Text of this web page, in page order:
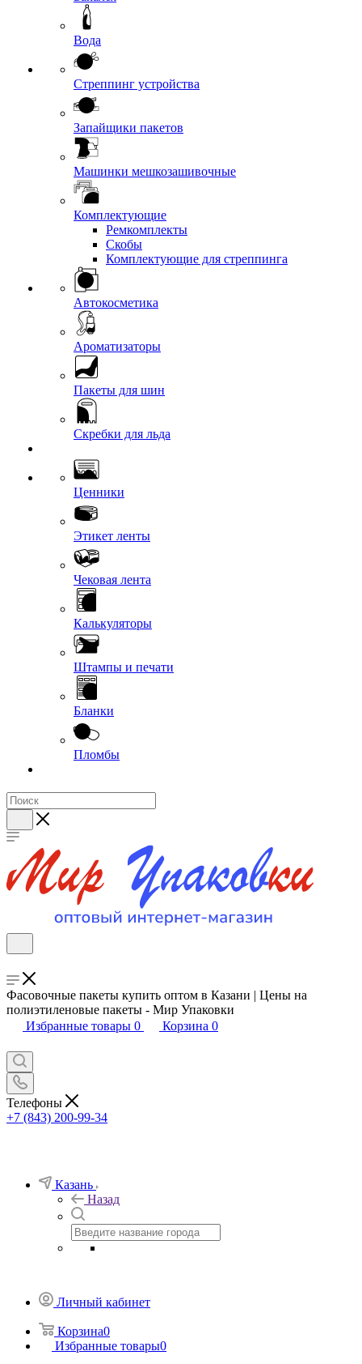
Вода
Стреппинг устройства
Запайщики пакетов
Машинки мешкозашивочные
Комплектующие
Ремкомплекты
Скобы
Комплектующие для стреппинга
Автокосметика
Ароматизаторы
Пакеты для шин
Скребки для льда
Ценники
Этикет ленты
Чековая лента
Калькуляторы
Штампы и печати
Бланки
Пломбы
Фасовочные пакеты купить оптом в Казани | Цены на
полиэтиленовые пакеты - Мир Упаковки
Избранные товары 0 Корзина 0
Телефоны
+7 (843) 200-99-34
Казань
Назад
Личный кабинет
Корзина0
Избранные товары0